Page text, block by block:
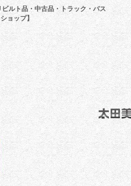
ルト品・中古品・トラック・バス
ョップ】